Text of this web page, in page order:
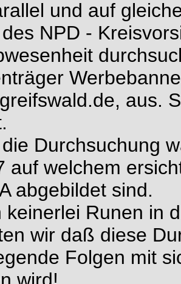
und auf
NPD -
aus.
Durchsuchung
auf welchem
abgebildet sind.
keinerlei Runen in
wir daß diese
Folgen mit